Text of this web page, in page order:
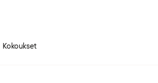
Kokoukset